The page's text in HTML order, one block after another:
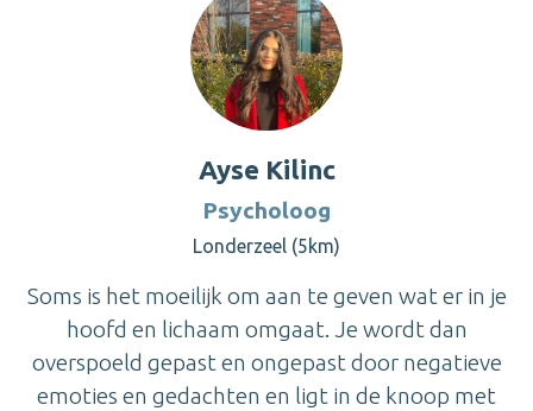
Ayse Kilinc
Psycholoog
Londerzeel (5km)
Soms is het moeilijk om aan te geven wat er in je
hoofd en lichaam omgaat. Je wordt dan
overspoeld gepast en ongepast door negatieve
emoties en gedachten en ligt in de knoop met